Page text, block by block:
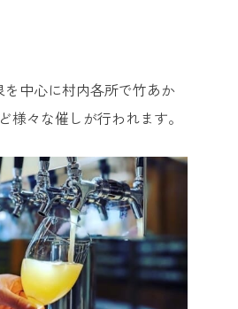
中心に村内各所で竹あか
々な催しが行われます。